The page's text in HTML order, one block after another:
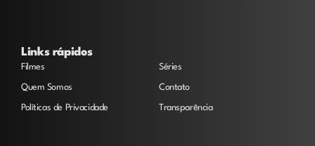
Links rápidos
Filmes Séries
Quem Somos Contato
Políticas de Privacidade Transparência